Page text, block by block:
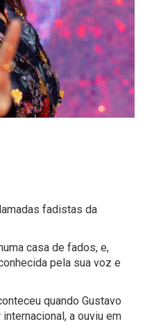
fadistas da
casa de fados, e,
pela sua voz e
quando Gustavo
a ouviu em